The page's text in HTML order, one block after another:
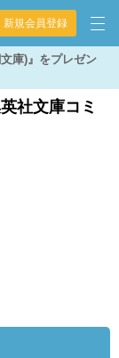
新規会員登録
庫)』をプレゼン
社文庫コミ